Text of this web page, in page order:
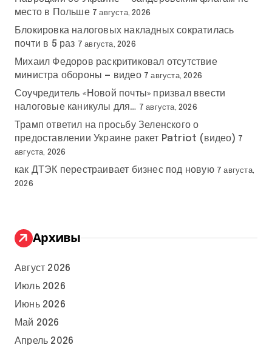
место в Польше 7 августа, 2026
Блокировка налоговых накладных сократилась
почти в 5 раз 7 августа, 2026
Михаил Федоров раскритиковал отсутствие
министра обороны — видео 7 августа, 2026
Соучредитель «Новой почты» призвал ввести
налоговые каникулы для… 7 августа, 2026
Трамп ответил на просьбу Зеленского о
предоставлении Украине ракет Patriot (видео) 7
августа, 2026
как ДТЭК перестраивает бизнес под новую 7 августа,
2026
Архивы
Август 2026
Июль 2026
Июнь 2026
Май 2026
Апрель 2026